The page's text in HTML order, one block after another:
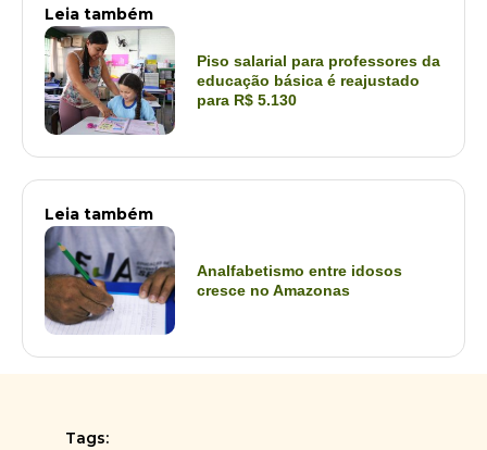
Leia também
Piso salarial para professores da
educação básica é reajustado
para R$ 5.130
Leia também
Analfabetismo entre idosos
cresce no Amazonas
Tags: